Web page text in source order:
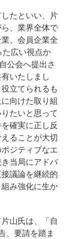
たといい、片
、業界全体で
、会員企業全
た広い視点か
公会へ提出さ
いたしまし
立てられるも
向けた取り組
たいと思って
確実に正し反
ることが大切
ジティブなエ
当局にアドバ
議論を継続的
み強化に生か
山氏は、「自
、要請を踏ま